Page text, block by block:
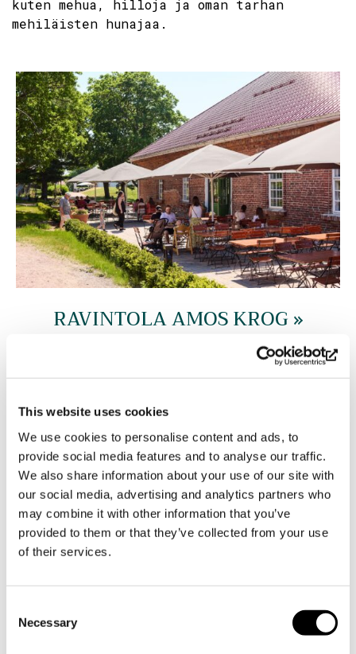
This website uses cookies
We use cookies to personalise content and ads, to
provide social media features and to analyse our traffic.
We also share information about your use of our site with
our social media, advertising and analytics partners who
may combine it with other information that you’ve
provided to them or that they’ve collected from your use
of their services.
Selection
Necessary
kuten mehua, hilloja ja oman tarhan
mehiläisten hunajaa.
RAVINTOLA AMOS KROG »
TILAPUOTI GLASSGARAGET »